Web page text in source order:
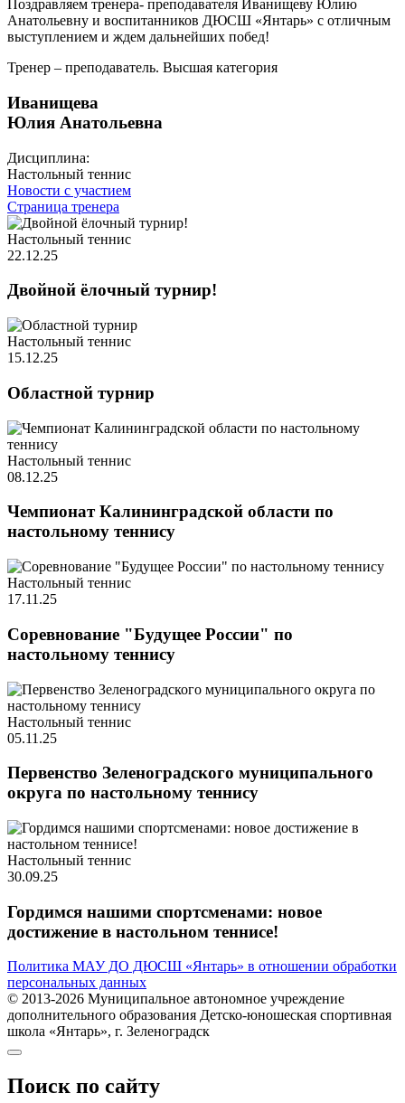
Поздравляем тренера- преподавателя Иванищеву Юлию
Анатольевну и воспитанников ДЮСШ «Янтарь» с отличным
выступлением и ждем дальнейших побед!
Тренер – преподаватель. Высшая категория
Иванищева
Юлия Анатольевна
Дисциплина:
Настольный теннис
Новости с участием
Страница тренера
Настольный теннис
22.12.25
Двойной ёлочный турнир!
Настольный теннис
15.12.25
Областной турнир
Настольный теннис
08.12.25
Чемпионат Калининградской области по
настольному теннису
Настольный теннис
17.11.25
Соревнование "Будущее России" по
настольному теннису
Настольный теннис
05.11.25
Первенство Зеленоградского муниципального
округа по настольному теннису
Настольный теннис
30.09.25
Гордимся нашими спортсменами: новое
достижение в настольном теннисе!
Политика МАУ ДО ДЮСШ «Янтарь» в отношении обработки
персональных данных
© 2013-2026 Муниципальное автономное учреждение
дополнительного образования Детско-юношеская спортивная
школа «Янтарь», г. Зеленоградск
Поиск по сайту